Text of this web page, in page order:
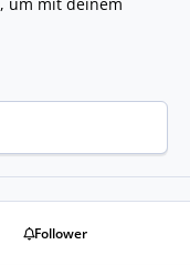
Follower